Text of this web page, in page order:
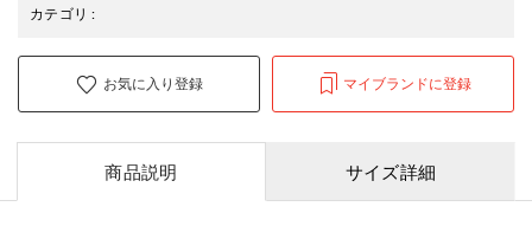
カテゴリ :
お気に入り登録 マイブランドに登録
商品説明 サイズ詳細